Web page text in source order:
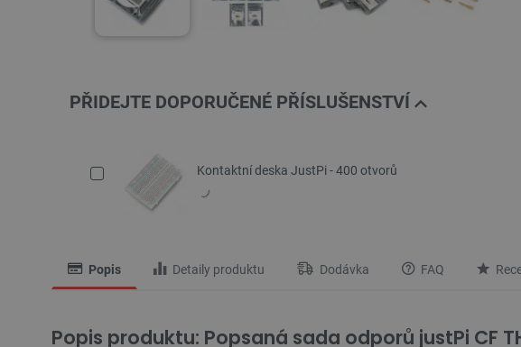
PŘIDEJTE DOPORUČENÉ PŘÍSLUŠENSTVÍ
Kontaktní deska JustPi - 400 otvorů
Popis Detaily produktu Dodávka FAQ
Popis produktu: Popsaná sada odporů justPi CF